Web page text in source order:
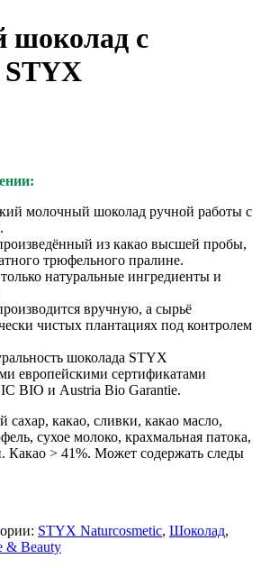
с
молочный шоколад ручной работы с
из какао высшей пробы,
трюфельного пралине.
натуральные ингредиенты и
вручную, а сырьё
чистых плантациях под контролем
шоколада STYX
европейскими сертификатами
BIO и Austria Bio Garantie.
сахар, какао, сливки, какао масло,
сухое молоко, крахмальная патока,
Какао > 41%. Может содержать следы
STYX Naturcosmetic, Шоколад,
& Beauty